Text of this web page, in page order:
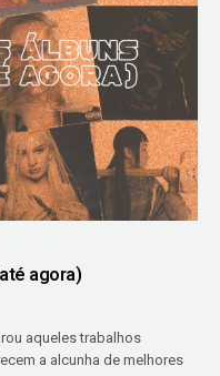
agora)
aqueles trabalhos
a alcunha de melhores